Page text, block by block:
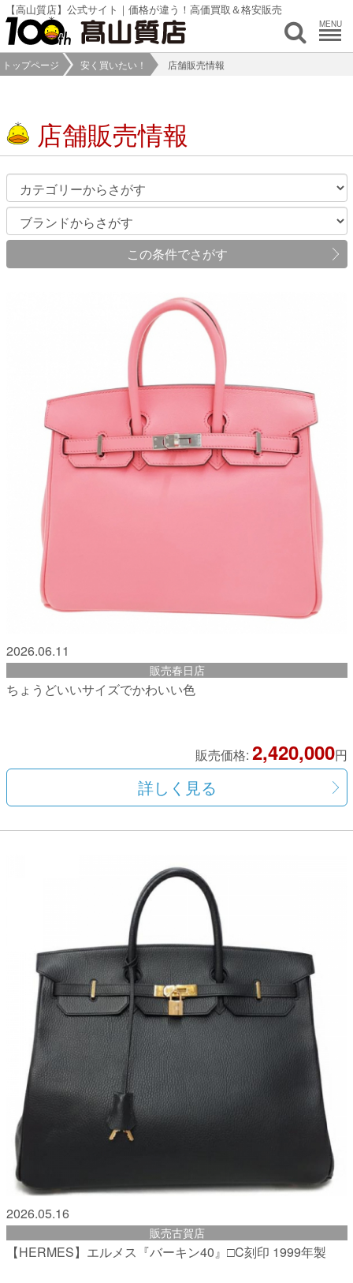
【高山質店】公式サイト｜価格が違う！高価買取＆格安販売
MENU
トップページ 安く買いたい！ 店舗販売情報
店舗販売情報
この条件でさがす
2026.06.11
販売春日店
ちょうどいいサイズでかわいい色
販売価格: 2,420,000円
詳しく見る
2026.05.16
販売古賀店
【HERMES】エルメス『バーキン40』□C刻印 1999年製